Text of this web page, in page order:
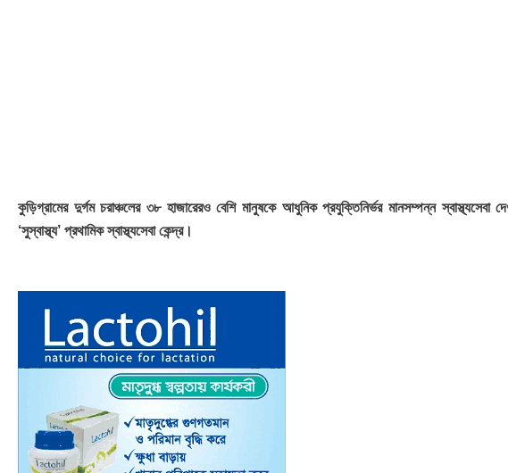
কুড়িগ্রামের দুর্গম চরাঞ্চলের ৩৮ হাজারেরও বেশি মানুষকে আধুনিক প্রযুক্তিনির্ভর মানসম্পন্ন স্বাস্থ্যসেবা
‘সুস্বাস্থ্য’ প্রথামিক স্বাস্থ্যসেবা কেন্দ্র।